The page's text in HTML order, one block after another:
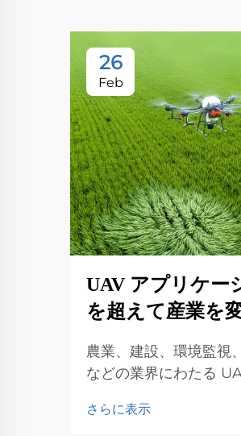
26
Feb
UAV アプリケー
を超えて産業を
農業、建設、環境監視
などの業界にわたる
える影響を発見します。
さらに表示